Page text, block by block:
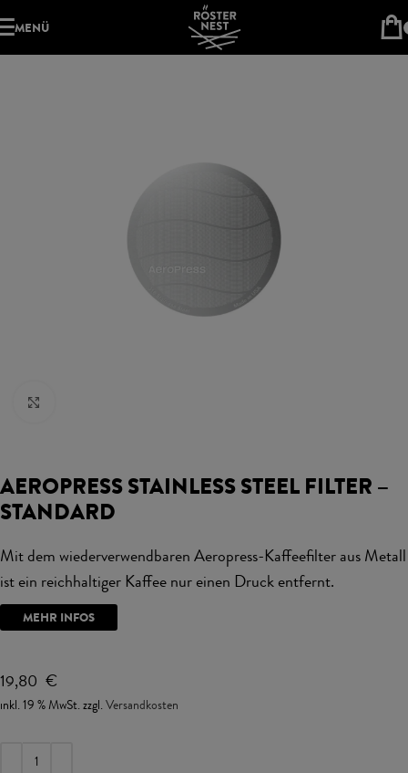
MENÜ
AEROPRESS STAINLESS STEEL FILTER –
STANDARD
Mit dem wiederverwendbaren Aeropress-Kaffeefilter aus Metall
ist ein reichhaltiger Kaffee nur einen Druck entfernt.
MEHR INFOS
19,80 €
inkl. 19 % MwSt. zzgl. Versandkosten